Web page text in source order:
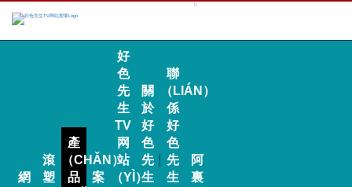
網
滾
塑
產
（CHǍN）
品
案
好
色
先
生
TV
网
站
（YÌ）
關
於
好
色
先
生
聯
（LIÁN）
係
好
色
先
生
阿
裏